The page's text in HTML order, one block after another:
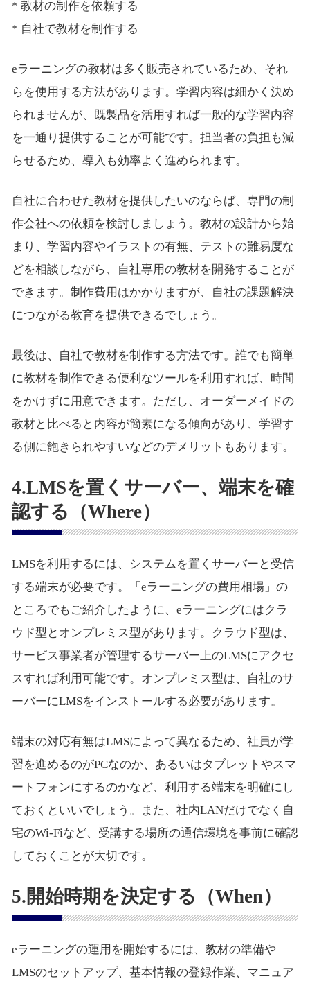
* 教材の制作を依頼する
* 自社で教材を制作する
eラーニングの教材は多く販売されているため、それ
らを使用する方法があります。学習内容は細かく決め
られませんが、既製品を活用すれば一般的な学習内容
を一通り提供することが可能です。担当者の負担も減
らせるため、導入も効率よく進められます。
自社に合わせた教材を提供したいのならば、専門の制
作会社への依頼を検討しましょう。教材の設計から始
まり、学習内容やイラストの有無、テストの難易度な
どを相談しながら、自社専用の教材を開発することが
できます。制作費用はかかりますが、自社の課題解決
につながる教育を提供できるでしょう。
最後は、自社で教材を制作する方法です。誰でも簡単
に教材を制作できる便利なツールを利用すれば、時間
をかけずに用意できます。ただし、オーダーメイドの
教材と比べると内容が簡素になる傾向があり、学習す
る側に飽きられやすいなどのデメリットもあります。
4.LMSを置くサーバー、端末を確
認する（Where）
LMSを利用するには、システムを置くサーバーと受信
する端末が必要です。「eラーニングの費用相場」の
ところでもご紹介したように、eラーニングにはクラ
ウド型とオンプレミス型があります。クラウド型は、
サービス事業者が管理するサーバー上のLMSにアクセ
スすれば利用可能です。オンプレミス型は、自社のサ
ーバーにLMSをインストールする必要があります。
端末の対応有無はLMSによって異なるため、社員が学
習を進めるのがPCなのか、あるいはタブレットやスマ
ートフォンにするのかなど、利用する端末を明確にし
ておくといいでしょう。また、社内LANだけでなく自
宅のWi-Fiなど、受講する場所の通信環境を事前に確認
しておくことが大切です。
5.開始時期を決定する（When）
eラーニングの運用を開始するには、教材の準備や
LMSのセットアップ、基本情報の登録作業、マニュア